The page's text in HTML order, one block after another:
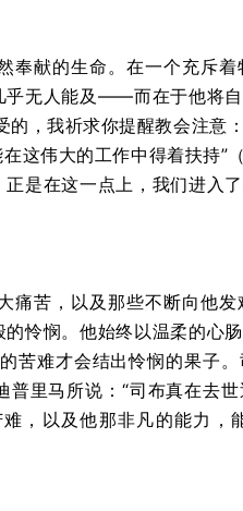
奉献的生命。在一个充斥
无人能及——而在于他将自
，我祈求你提醒教会注意
这伟大的工作中得着扶持”
是在这一点上，我们进入
痛苦，以及那些不断向他
怜悯。他始终以温柔的心
苦难才会结出怜悯的果子
里马所说：“司布真在去
，以及他那非凡的能力，